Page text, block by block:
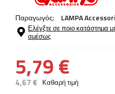
Παραγωγός: LAMPA
Ελέγξτε σε ποιο κατάστημα
αμέσως
5,79 €
4,67 € Καθαρή τιμή